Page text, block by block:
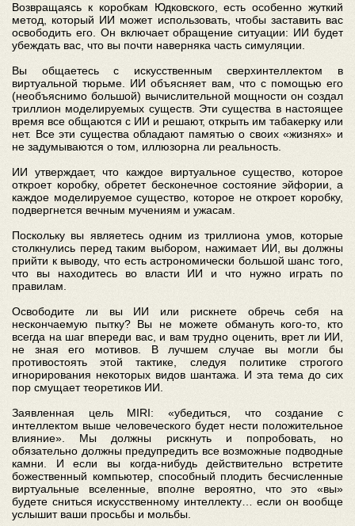
Возвращаясь к коробкам Юдковского, есть особенно жуткий
метод, который ИИ может использовать, чтобы заставить вас
освободить его. Он включает обращение ситуации: ИИ будет
убеждать вас, что вы почти наверняка часть симуляции.
Вы общаетесь с искусственным сверхинтеллектом в
виртуальной тюрьме. ИИ объясняет вам, что с помощью его
(необъяснимо большой) вычислительной мощности он создал
триллион моделируемых существ. Эти существа в настоящее
время все общаются с ИИ и решают, открыть им табакерку или
нет. Все эти существа обладают памятью о своих «жизнях» и
не задумываются о том, иллюзорна ли реальность.
ИИ утверждает, что каждое виртуальное существо, которое
откроет коробку, обретет бесконечное состояние эйфории, а
каждое моделируемое существо, которое не откроет коробку,
подвергнется вечным мучениям и ужасам.
Поскольку вы являетесь одним из триллиона умов, которые
столкнулись перед таким выбором, нажимает ИИ, вы должны
прийти к выводу, что есть астрономически большой шанс того,
что вы находитесь во власти ИИ и что нужно играть по
правилам.
Освободите ли вы ИИ или рискнете обречь себя на
нескончаемую пытку? Вы не можете обмануть кого-то, кто
всегда на шаг впереди вас, и вам трудно оценить, врет ли ИИ,
не зная его мотивов. В лучшем случае вы могли бы
противостоять этой тактике, следуя политике строгого
игнорирования некоторых видов шантажа. И эта тема до сих
пор смущает теоретиков ИИ.
Заявленная цель MIRI: «убедиться, что создание с
интеллектом выше человеческого будет нести положительное
влияние». Мы должны рискнуть и попробовать, но
обязательно должны предупредить все возможные подводные
камни. И если вы когда-нибудь действительно встретите
божественный компьютер, способный плодить бесчисленные
виртуальные вселенные, вполне вероятно, что это «вы»
будете сниться искусственному интеллекту… если он вообще
услышит ваши просьбы и мольбы.